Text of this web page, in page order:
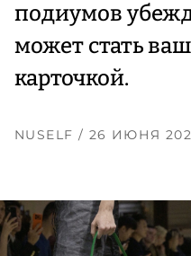
подиумов
может стать
карточкой.
NUSELF / 26 ИЮНЯ